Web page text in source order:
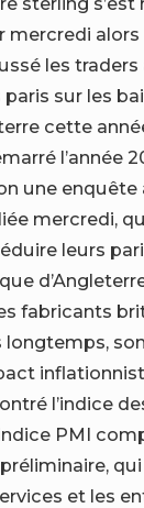
mercredi alors
les
sur les
cette
l’année
une enquête
mercredi,
leurs
fabricants
l’indice
PMI
et les